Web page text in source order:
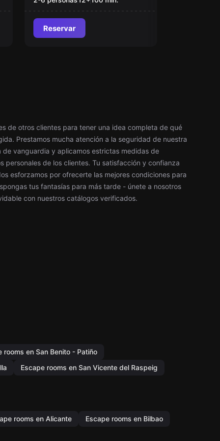
Reservar
de otros clientes para tener una idea completa de qué
Prestamos mucha atención a la seguridad de nuestra
vanguardia y aplicamos estrictas medidas de
personales de los clientes. Tu satisfacción y confianza
esforzamos por ofrecerte las mejores condiciones para
tus fantasías para más tarde - únete a nosotros
con nuestros catálogos verificados.
rooms en San Benito - Patiño
Escape rooms en San Vicente del Raspeig
rooms en Alicante
Escape rooms en Bilbao